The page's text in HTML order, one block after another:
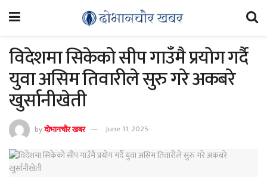
विदेशमा सिकेको सीप गाउँमै प्रयोग गर्दै
युवा असिम तिवारीले सुरु गरे अकबरे
खुर्सानीखेती
byदोभानचौर खबर June 11, 2025